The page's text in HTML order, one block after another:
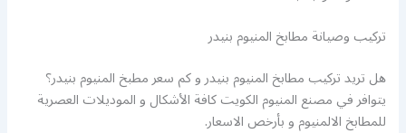
تركيب وصيانة مطابخ المنيوم بنيدر
هل تريد تركيب مطابخ المنيوم بنيدر و كم سعر مطبخ المنيوم بنيدر؟
يتوافر في مصنع المنيوم الكويت كافة الأشكال و الموديلات العصرية
للمطابخ الالمنيوم و بأرخص الاسعار.